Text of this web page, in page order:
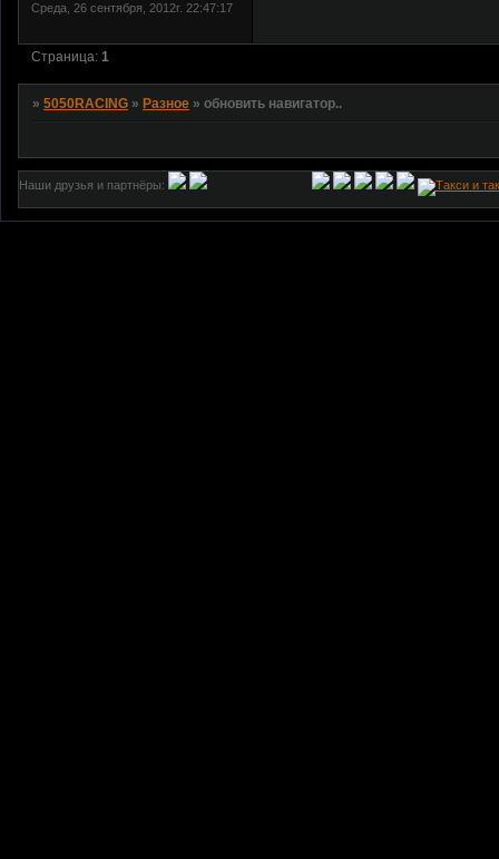
Среда, 26 сентября, 2012г. 22:47:17
Страница:1
»5050RACING » Разное »обновить навигатор..
Наши друзья и партнёры: